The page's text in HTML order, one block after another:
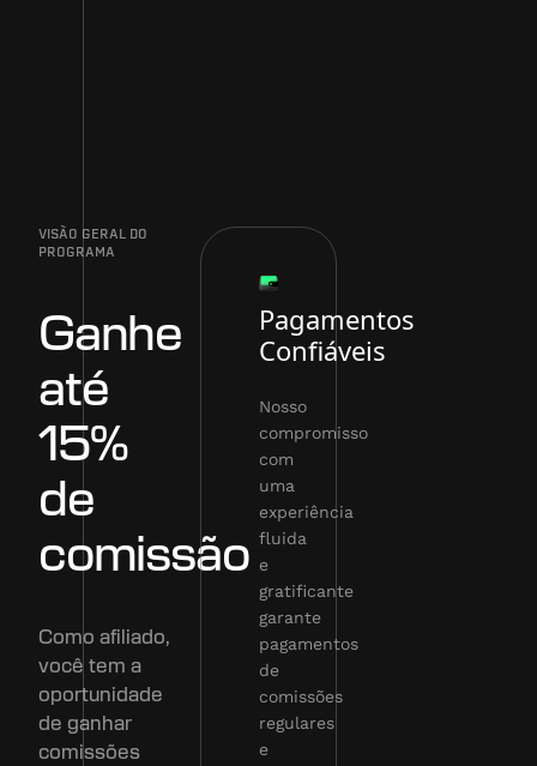
VISÃO GERAL DO
PROGRAMA
Ganhe
até
15%
de
comissão
Como afiliado,
você tem a
oportunidade
de ganhar
comissões
Pagamentos
Confiáveis
Nosso
compromisso
com
uma
experiência
fluida
e
gratificante
garante
pagamentos
de
comissões
regulares
e